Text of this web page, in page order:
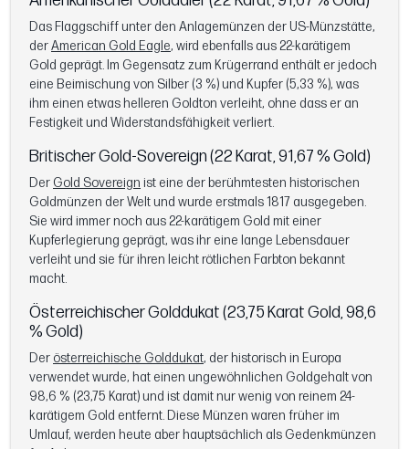
Das Flaggschiff unter den Anlagemünzen der US-Münzstätte,
derAmerican Gold Eagle, wird ebenfalls aus 22-karätigem
Gold geprägt. Im Gegensatz zum Krügerrand enthält er jedoch
eine Beimischung von Silber (3 %) und Kupfer (5,33 %), was
ihm einen etwas helleren Goldton verleiht, ohne dass er an
Festigkeit und Widerstandsfähigkeit verliert.
Britischer Gold-Sovereign (22 Karat, 91,67 % Gold)
Der Gold Sovereign ist eine der berühmtesten historischen
Goldmünzen der Welt und wurde erstmals 1817 ausgegeben.
Sie wird immer noch aus 22-karätigem Gold mit einer
Kupferlegierung geprägt, was ihr eine lange Lebensdauer
verleiht und sie für ihren leicht rötlichen Farbton bekannt
macht.
Österreichischer Golddukat (23,75 Karat Gold, 98,6
% Gold)
Der österreichische Golddukat, der historisch in Europa
verwendet wurde, hat einen ungewöhnlichen Goldgehalt von
98,6 % (23,75 Karat) und ist damit nur wenig von reinem 24-
karätigem Gold entfernt. Diese Münzen waren früher im
Umlauf, werden heute aber hauptsächlich als Gedenkmünzen